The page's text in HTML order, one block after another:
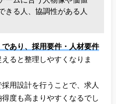
きる人、協調性がある人
あり、採用要件・人材要件
えると整理しやすくなりま
用設計を行うことで、求人
度も高まりやすくなるでし